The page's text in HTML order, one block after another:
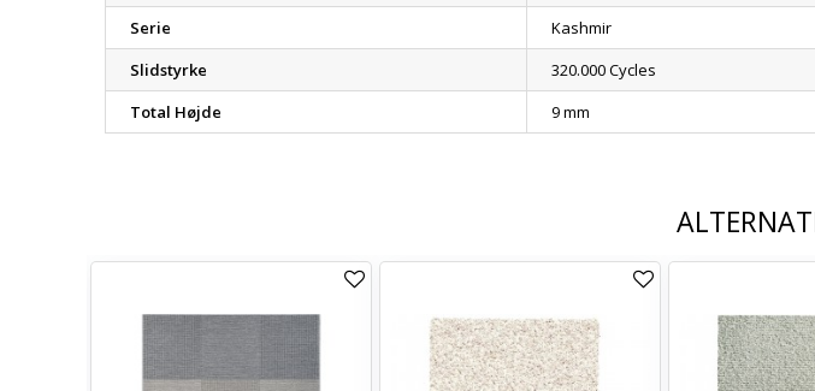
Serie
Kashmir
Slidstyrke
320.000 Cycles
Total Højde
9 mm